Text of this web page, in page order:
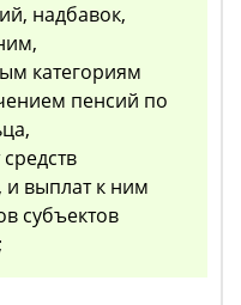
надбавок,
категориям
пенсий по
выплат к ним
субъектов